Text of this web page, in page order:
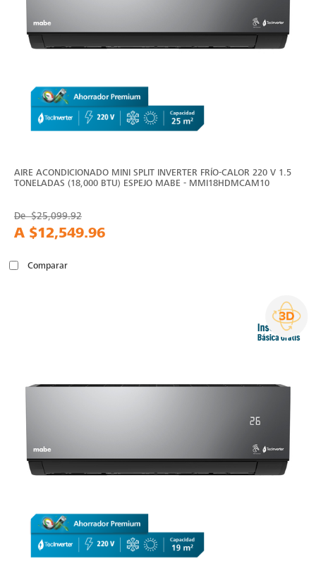
AIRE ACONDICIONADO MINI SPLIT INVERTER FRÍO-CALOR 220 V 1.5
TONELADAS (18,000 BTU) ESPEJO MABE - MMI18HDMCAM10
De$25,099.92
A $12,549.96
Comparar